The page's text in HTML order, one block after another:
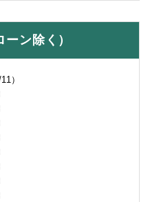
ン除く）
）